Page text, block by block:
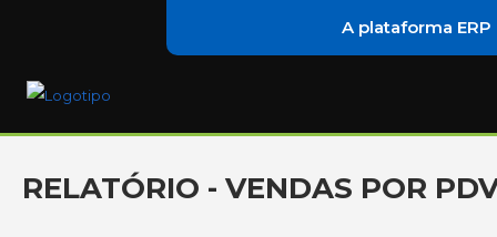
A plataforma
RELATÓRIO - VENDAS POR